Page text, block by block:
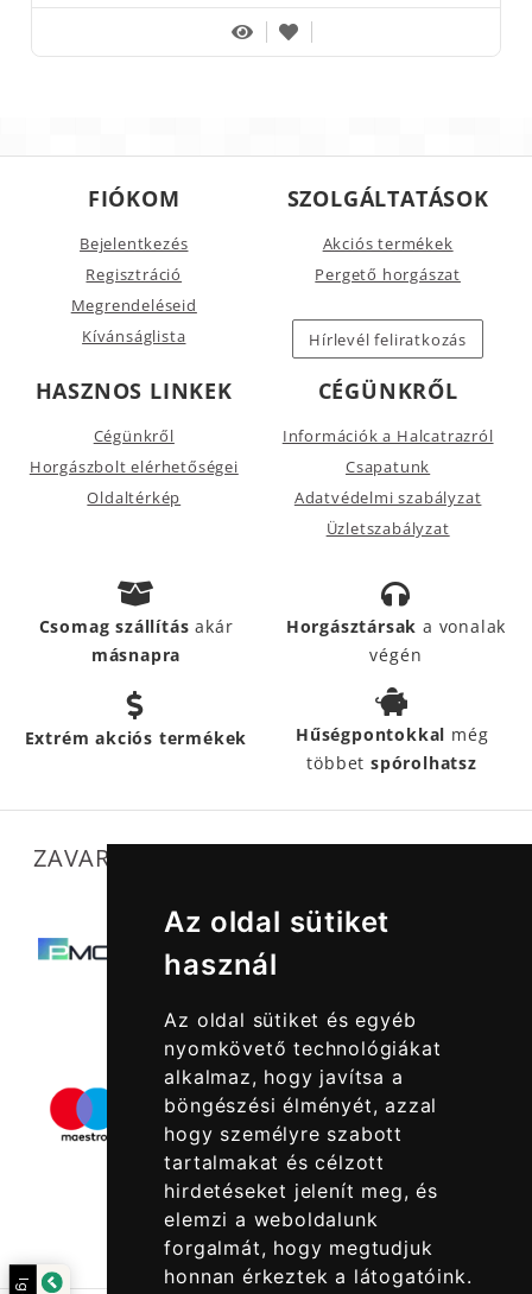
Az oldal sütiket
használ
Az oldal sütiket és egyéb
nyomkövető technológiákat
alkalmaz, hogy javítsa a
böngészési élményét, azzal
hogy személyre szabott
tartalmakat és célzott
hirdetéseket jelenít meg, és
elemzi a weboldalunk
forgalmát, hogy megtudjuk
honnan érkeztek a látogatóink.
FIÓKOM
Bejelentkezés
Regisztráció
Megrendeléseid
Kívánságlista
SZOLGÁLTATÁSOK
Akciós termékek
Pergető horgászat
Hírlevél feliratkozás
HASZNOS LINKEK
Cégünkről
Horgászbolt elérhetőségei
Oldaltérkép
CÉGÜNKRŐL
Információk a Halcatrazról
Csapatunk
Adatvédelmi szabályzat
Üzletszabályzat
Csomag szállításakár
másnapra
Horgásztársak a vonalak
végén
Extrém akciós termékek Hűségpontokkal még
többetspórolhatsz
ZAVARTALAN MŰKÖDÉSÜNKET SEGÍTIK